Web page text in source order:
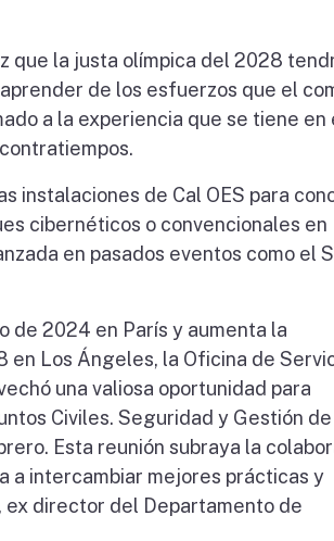
que la justa olímpica del 2028
de los esfuerzos que el
a la experiencia que se tiene en
instalaciones de Cal OES para
cibernéticos o convencionales en
en pasados eventos como el
de 2024 en París y aumenta la
en Los Ángeles, la Oficina de
una valiosa oportunidad para
Civiles. Seguridad y Gestión de
Esta reunión subraya la
a intercambiar mejores prácticas y
ex director del Departamento de